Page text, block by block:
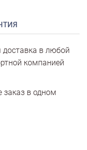
доставка в любой
компанией
заказ в одном